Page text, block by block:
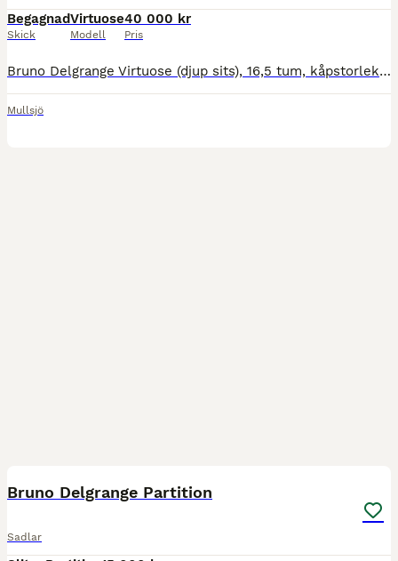
Begagnad
Skick
Virtuose
Modell
40 000 kr
Pris
Bruno Delgrange Virtuose (djup sits), 16,5 tum, kåpstorlek 4X (extra framskuren kåpa), bom 28 normal mot vid. Brun sadel, blå logga, namnbricka och båge på bakvalvet, årsmodell 2021, fint skick. Pris:
Mullsjö
Bruno Delgrange Partition
Sadlar